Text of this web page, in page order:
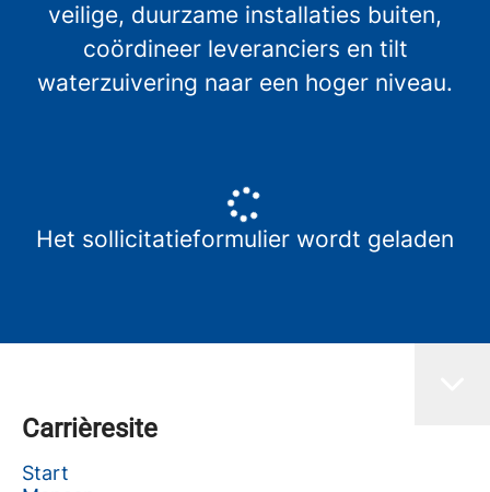
veilige, duurzame installaties buiten,
coördineer leveranciers en tilt
waterzuivering naar een hoger niveau.
Het sollicitatieformulier wordt geladen
Carrièresite
Start